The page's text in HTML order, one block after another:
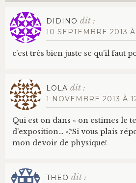
DIDINO dit :
10 SEPTEMBRE 2013 À
c’est très bien juste se qu’il faut
LOLA dit :
1 NOVEMBRE 2013 À
Qui est on dans « on estimes le
d’exposition… »?Si vous plais
mon devoir de physique!
THEO dit :